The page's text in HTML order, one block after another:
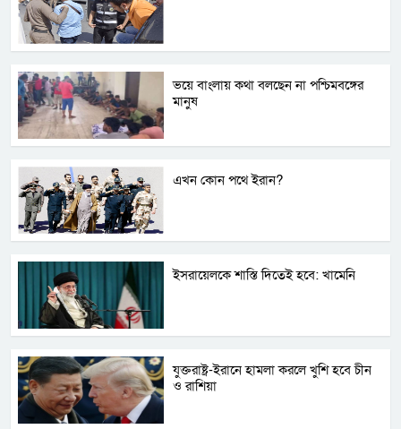
ভয়ে বাংলায় কথা বলছেন না পশ্চিমবঙ্গের
মানুষ
এখন কোন পথে ইরান?
ইসরায়েলকে শাস্তি দিতেই হবে: খামেনি
যুক্তরাষ্ট্র-ইরানে হামলা করলে খুশি হবে চীন
ও রাশিয়া